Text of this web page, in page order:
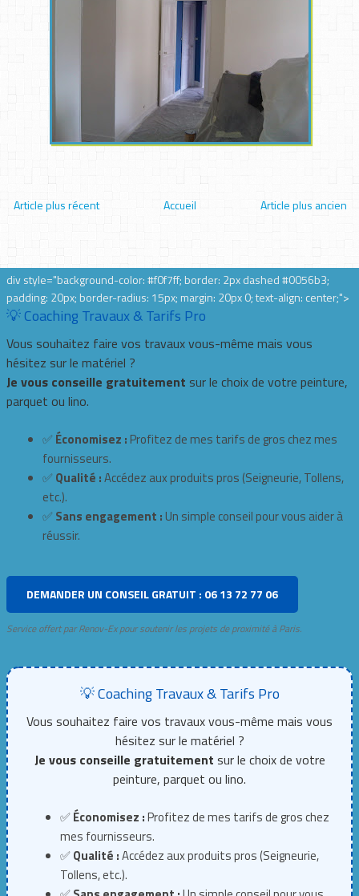
Article plus récent Article plus ancien
Accueil
div style="background-color: #f0f7ff; border: 2px dashed #0056b3;
padding: 20px; border-radius: 15px; margin: 20px 0; text-align: center;">
💡 Coaching Travaux & Tarifs Pro
Vous souhaitez faire vos travaux vous-même mais vous
hésitez sur le matériel ?
Je vous conseille gratuitement sur le choix de votre peinture,
parquet ou lino.
✅ Économisez : Profitez de mes tarifs de gros chez mes
fournisseurs.
✅ Qualité :Accédez aux produits pros (Seigneurie, Tollens,
etc.).
✅ Sans engagement : Un simple conseil pour vous aider à
réussir.
DEMANDER UN CONSEIL GRATUIT : 06 13 72 77 06
Service offert par Renov-Ex pour soutenir les projets de proximité à Paris.
💡 Coaching Travaux & Tarifs Pro
Vous souhaitez faire vos travaux vous-même mais vous
hésitez sur le matériel ?
Je vous conseille gratuitement sur le choix de votre
peinture, parquet ou lino.
✅Économisez :Profitez de mes tarifs de gros chez
mes fournisseurs.
✅Qualité :Accédez aux produits pros (Seigneurie,
Tollens, etc.).